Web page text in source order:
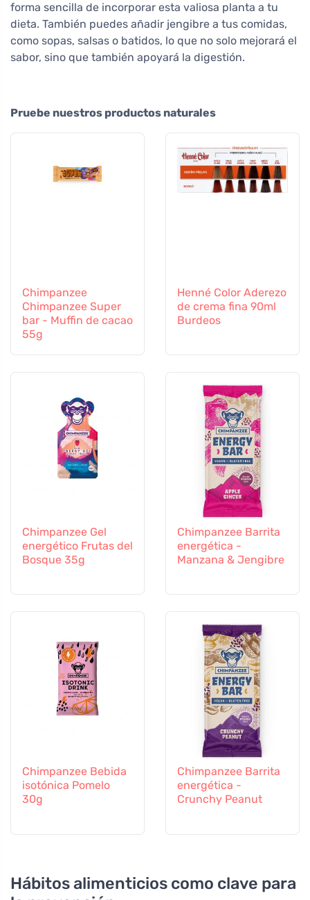
forma sencilla de incorporar esta valiosa planta a tu
dieta. También puedes añadir jengibre a tus comidas,
como sopas, salsas o batidos, lo que no solo mejorará el
sabor, sino que también apoyará la digestión.
Pruebe nuestros productos naturales
Chimpanzee
Chimpanzee Super
bar - Muffin de cacao
55g
Henné Color Aderezo
de crema fina 90ml
Burdeos
Chimpanzee Gel
energético Frutas del
Bosque 35g
Chimpanzee Barrita
energética -
Manzana & Jengibre
Chimpanzee Bebida
isotónica Pomelo
30g
Chimpanzee Barrita
energética -
Crunchy Peanut
Hábitos alimenticios como clave para